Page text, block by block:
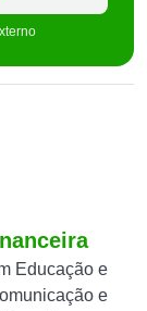
Educação e
e